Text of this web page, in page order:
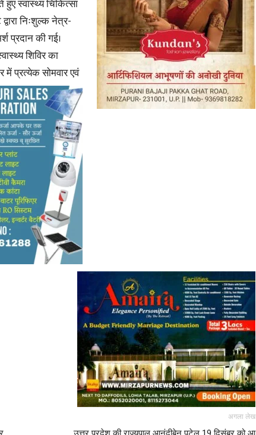
Hindi,
Today
Paper
हुए स्वास्थ्य चिकित्सा
निःशुल्क नेत्र-
प्रदान की गई।
शिविर का
प्रत्येक सोमवार एवं
अगला लेख